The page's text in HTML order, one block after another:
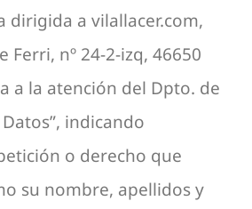
dirigida a vilallacer.com,
Ferri, nº 24-2-izq, 46650
a la atención del Dpto. de
indicando
o derecho que
su nombre, apellidos y